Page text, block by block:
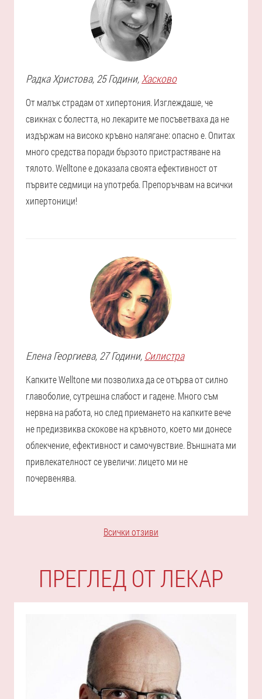
Радка Христова, 25 Години, Хасково
От малък страдам от хипертония. Изглеждаше, че
свикнах с болестта, но лекарите ме посъветваха да не
издържам на високо кръвно налягане: опасно е. Опитах
много средства поради бързото пристрастяване на
тялото. Welltone е доказала своята ефективност от
първите седмици на употреба. Препоръчвам на всички
хипертоници!
Елена Георгиева, 27 Години, Силистра
Капките Welltone ми позволиха да се отърва от силно
главоболие, сутрешна слабост и гадене. Много съм
нервна на работа, но след приемането на капките вече
не предизвиква скокове на кръвното, което ми донесе
облекчение, ефективност и самочувствие. Външната ми
привлекателност се увеличи: лицето ми не
почервенява.
Всички отзиви
ПРЕГЛЕД ОТ ЛЕКАР